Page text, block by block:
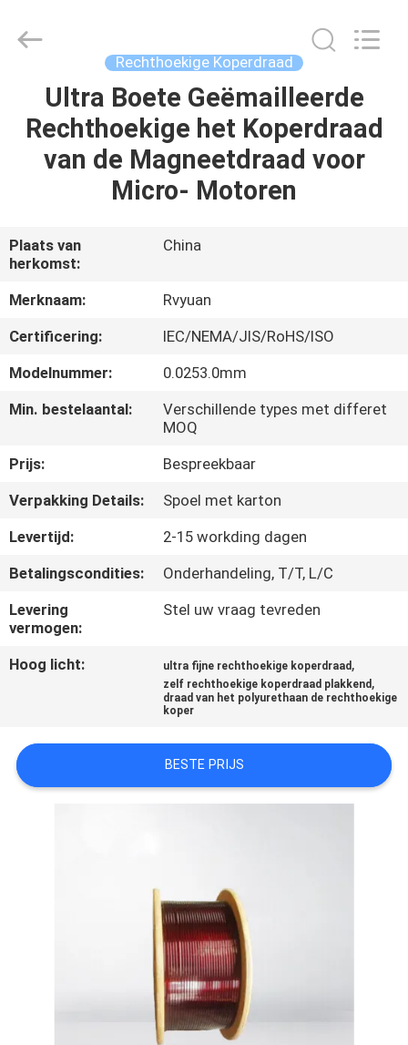
HUIS
PRODUCTEN
ONGEVEER
ONS
FABRIEKSREIS
KWALITEITSCONTROLE
CONTACTEER
ONS
NIEUWS
VERZOEK
OM EEN
SITEMAP
Material
Co,.Ltd.
Rechthoekige Koperdraad
Ultra Boete Geëmailleerde
Rechthoekige het Koperdraad
van de Magneetdraad voor
Micro- Motoren
Plaats van
herkomst:
China
Merknaam:
Rvyuan
Certificering:
IEC/NEMA/JIS/RoHS/ISO
Modelnummer:
0.0253.0mm
Min. bestelaantal:
Verschillende types met differet
MOQ
Prijs:
Bespreekbaar
Verpakking Details:
Spoel met karton
Levertijd:
2-15 workding dagen
Betalingscondities:
Onderhandeling, T/T, L/C
Levering
vermogen:
Stel uw vraag tevreden
Hoog licht: ultra fijne rechthoekige koperdraad ,
zelf rechthoekige koperdraad plakkend ,
draad van het polyurethaan de rechthoekige
koper
BESTE PRIJS